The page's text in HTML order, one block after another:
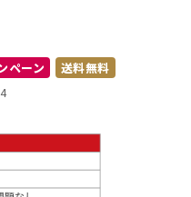
楽器アクセサリ
ペーン 送料無料